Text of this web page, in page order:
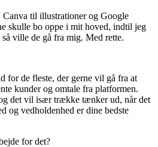
til illustrationer og Google
skulle bo oppe i mit hoved, indtil jeg
ville de gå fra mig. Med rette.
for de fleste, der gerne vil gå fra at
kunder og omtale fra platformen.
det vil især trække tænker ud, når det
og vedholdenhed er dine bedste
for det?